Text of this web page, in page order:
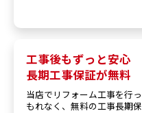
工事後もずっと安心
長期工事保証が無料
当店でリフォーム工事を行
もれなく、無料の工事長期